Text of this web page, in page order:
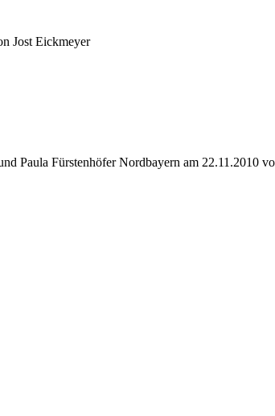
Jost Eickmeyer
Paula Fürstenhöfer Nordbayern am 22.11.2010